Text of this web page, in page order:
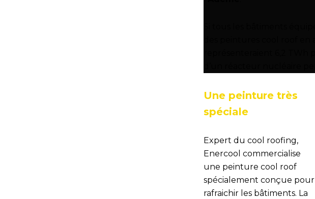
Une peinture très
spéciale
Expert du cool roofing,
Enercool commercialise
une peinture cool roof
spécialement conçue pour
rafraichir les bâtiments. La